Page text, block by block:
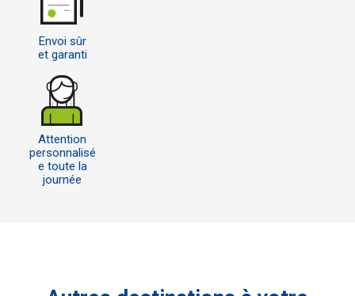
Envoi sûr
et garanti
Attention
personnalisé
e toute la
journée